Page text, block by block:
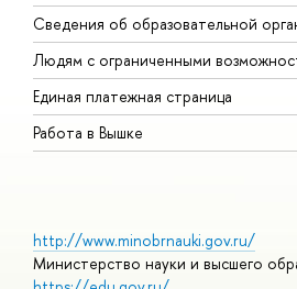
Сведения об образовательной
Людям с ограниченными
Единая платежная страница
Работа в Вышке
http://www.minobrnauki.gov.ru/
Министерство науки и высшего